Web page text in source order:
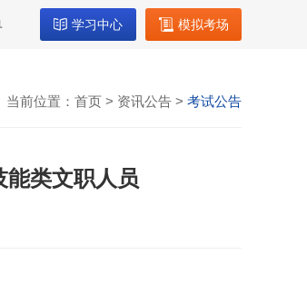
学习中心 模拟考场
当前位置： 首页 > 资讯公告 > 考试公告
能类文职人员